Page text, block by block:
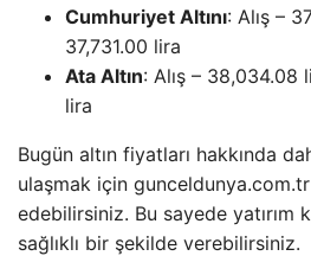
Cumhuriyet Altını: Alış –
37,731.00 lira
Ata Altın: Alış – 38,034.08
lira
Bugün altın fiyatları hakkında
ulaşmak için
edebilirsiniz. Bu sayede yatırım
sağlıklı bir şekilde verebilirsiniz.